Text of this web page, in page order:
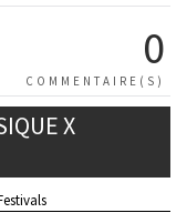
0
COMMENTAIRE(S)
X